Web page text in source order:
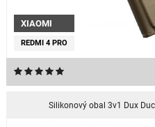
XIAOMI
REDMI 4 PRO
Silikonový obal 3v1 Dux